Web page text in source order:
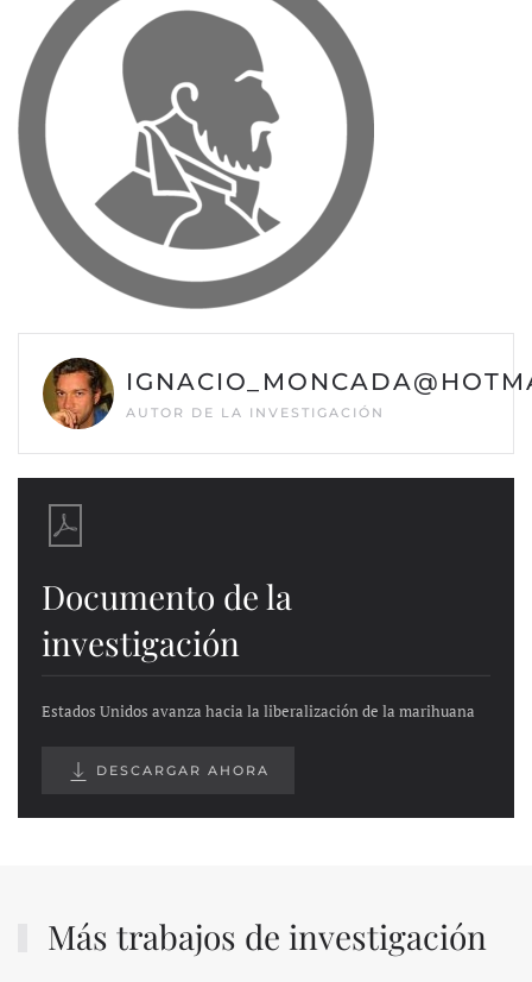
AUTOR DE LA INVESTIGACIÓN
Documento de la
investigación
Estados Unidos avanza hacia la liberalización de la marihuana
DESCARGAR AHORA
Más trabajos de investigación